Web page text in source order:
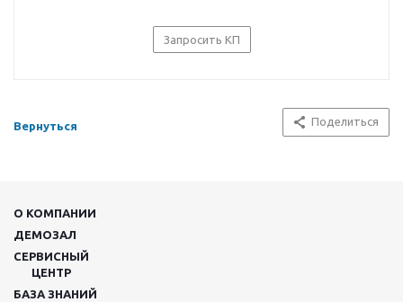
Запросить КП
Вернуться Поделиться
О КОМПАНИИ
ДЕМОЗАЛ
СЕРВИСНЫЙ
ЦЕНТР
БАЗА ЗНАНИЙ